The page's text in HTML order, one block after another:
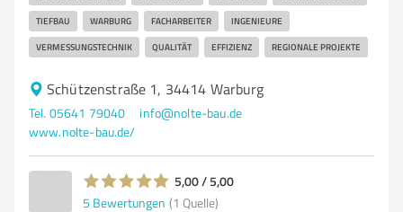
TIEFBAU WARBURG FACHARBEITER INGENIEURE
VERMESSUNGSTECHNIK QUALITÄT EFFIZIENZ REGIONALE PROJEKTE
Schützenstraße 1, 34414 Warburg
Tel. 05641 79040
info@nolte-bau.de
www.nolte-bau.de/
5,00 / 5,00
5 Bewertungen (1 Quelle)